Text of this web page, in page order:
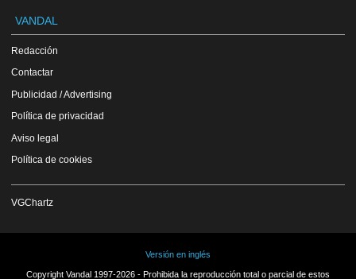
VANDAL
Redacción
Contactar
Publicidad / Advertising
Política de privacidad
Aviso legal
Política de cookies
VGChartz
Versión en inglés
Copyright Vandal 1997-2026 - Prohibida la reproducción total o parcial de estos